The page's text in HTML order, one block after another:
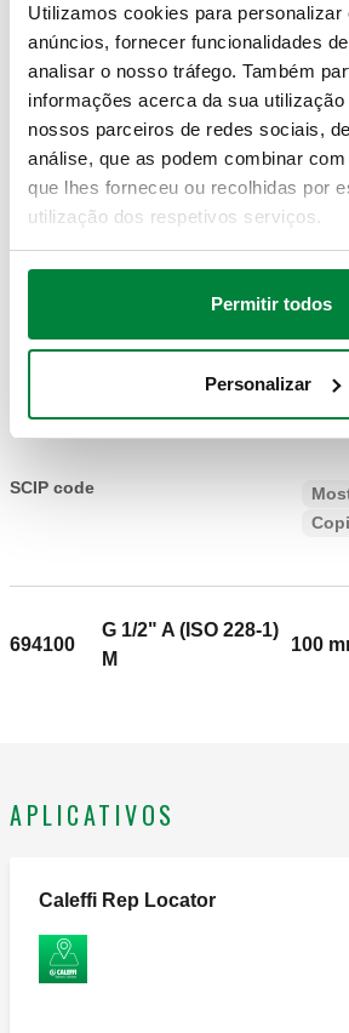
Utilizamos cookies para personalizar
anúncios, fornecer funcionalidades
analisar o nosso tráfego. Também
informações acerca da sua
nossos parceiros de redes sociais,
análise, que as podem combinar
que lhes forneceu ou recolhidas por
utilização dos respetivos serviços.
Permitir todos
Personalizar
694045
G 1/2" A (ISO 228-1)
M
45 mm
Modelos 3D
IGS STP
Copiar
bainha: G 1/2" A (ISO 228-1) M.
SCIP code
694100
G 1/2" A (ISO 228-1)
M
100
APLICATIVOS
Caleffi Rep Locator